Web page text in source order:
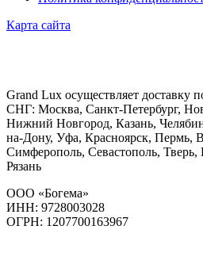
Карта сайта
Grand Lux осуществляет доставку
СНГ: Москва, Санкт-Петербург,
Нижний Новгород, Казань,
на-Дону, Уфа, Красноярск, Пермь,
Симферополь, Севастополь, Тверь,
Рязань
ООО «Богема»
ИНН: 9728003028
ОГРН: 1207700163967